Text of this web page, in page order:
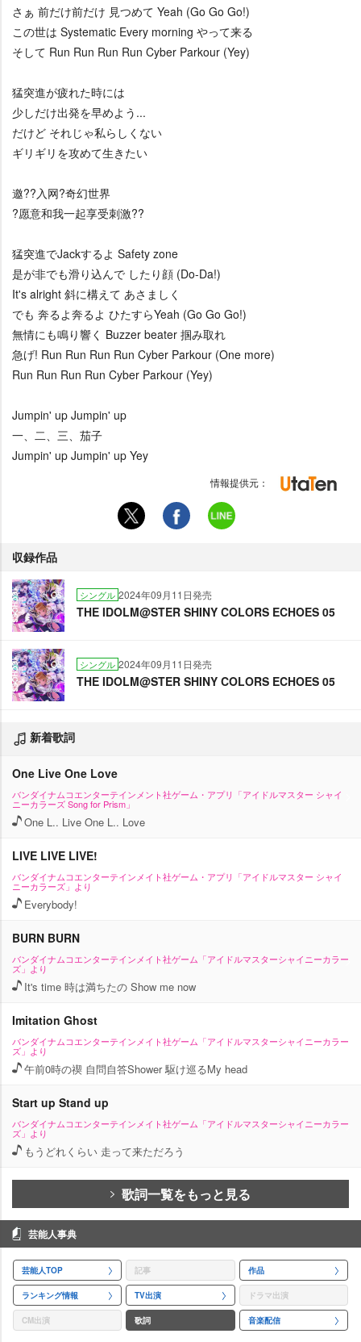
さぁ 前だけ前だけ 見つめて Yeah (Go Go Go!)
この世は Systematic Every morning やって来る
そして Run Run Run Run Cyber Parkour (Yey)
猛突進が疲れた時には
少しだけ出発を早めよう...
だけど それじゃ私らしくない
ギリギリを攻めて生きたい
邀??入网?奇幻世界
?愿意和我一起享受刺激??
猛突進でJackするよ Safety zone
是が非でも滑り込んで したり顔 (Do-Da!)
It's alright 斜に構えて あさましく
でも 奔るよ奔るよ ひたすらYeah (Go Go Go!)
無情にも鳴り響く Buzzer beater 掴み取れ
急げ! Run Run Run Run Cyber Parkour (One more)
Run Run Run Run Cyber Parkour (Yey)
Jumpin' up Jumpin' up
一、二、三、茄子
Jumpin' up Jumpin' up Yey
情報提供元：
収録作品
シングル 2024年09月11日発売
THE IDOLM@STER SHINY COLORS ECHOES 05
シングル 2024年09月11日発売
THE IDOLM@STER SHINY COLORS ECHOES 05
新着歌詞
One Live One Love
バンダイナムコエンターテインメント社ゲーム・アプリ「アイドルマスター シャイ
ニーカラーズ Song for Prism」
One L.. Live One L.. Love
LIVE LIVE LIVE!
バンダイナムコエンターテインメイト社ゲーム・アプリ「アイドルマスター シャイ
ニーカラーズ」より
Everybody!
BURN BURN
バンダイナムコエンターテインメイト社ゲーム「アイドルマスターシャイニーカラー
ズ」より
It's time 時は満ちたの Show me now
Imitation Ghost
バンダイナムコエンターテインメイト社ゲーム「アイドルマスターシャイニーカラー
ズ」より
午前0時の禊 自問自答Shower 駆け巡るMy head
Start up Stand up
バンダイナムコエンターテインメイト社ゲーム「アイドルマスターシャイニーカラー
ズ」より
もうどれくらい 走って来ただろう
歌詞一覧をもっと見る
芸能人事典
芸能人TOP 記事 作品
ランキング情報 TV出演 ドラマ出演
CM出演 歌詞 音楽配信